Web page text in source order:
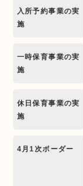
入所予約事業の実
施
一時保育事業の実
施
休日保育事業の実
施
4月1次ボーダー